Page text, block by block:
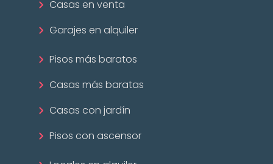
Casas en venta
Garajes en alquiler
Pisos más baratos
Casas más baratas
Casas con jardín
Pisos con ascensor